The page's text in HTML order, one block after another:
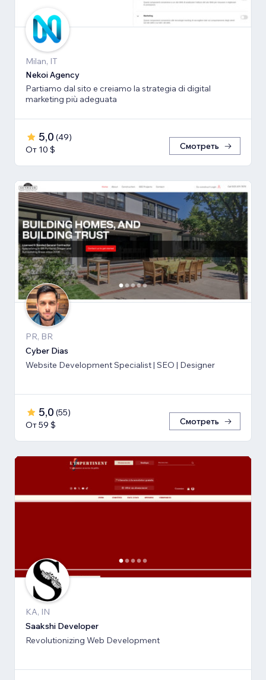
Milan, IT
Nekoi Agency
Partiamo dal sito e creiamo la strategia di digital
marketing più adeguata
5,0 (49)
От 10 $
Смотреть
PR, BR
Cyber Dias
Website Development Specialist | SEO | Designer
5,0 (55)
От 59 $
Смотреть
KA, IN
Saakshi Developer
Revolutionizing Web Development